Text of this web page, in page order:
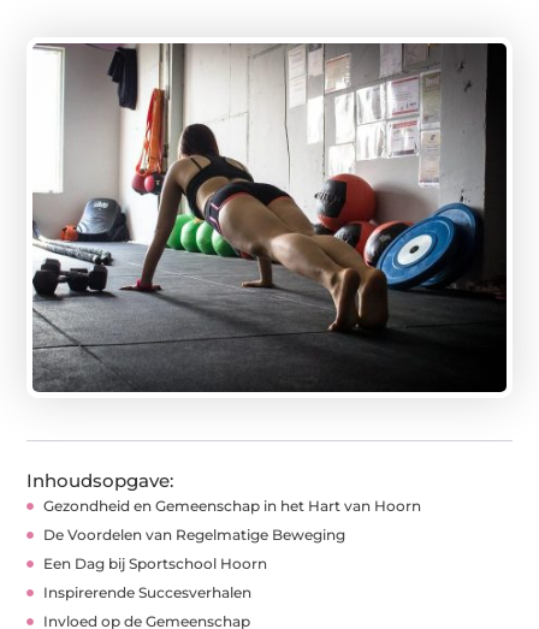
Inhoudsopgave:
Gezondheid en Gemeenschap in het Hart van Hoorn
De Voordelen van Regelmatige Beweging
Een Dag bij Sportschool Hoorn
Inspirerende Succesverhalen
Invloed op de Gemeenschap